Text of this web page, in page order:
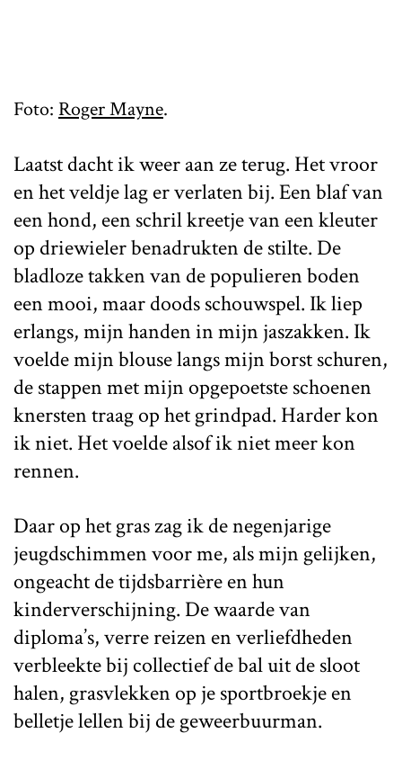
Foto: Roger Mayne.
Laatst dacht ik weer aan ze terug. Het vroor
en het veldje lag er verlaten bij. Een blaf van
een hond, een schril kreetje van een kleuter
op driewieler benadrukten de stilte. De
bladloze takken van de populieren boden
een mooi, maar doods schouwspel. Ik liep
erlangs, mijn handen in mijn jaszakken. Ik
voelde mijn blouse langs mijn borst schuren,
de stappen met mijn opgepoetste schoenen
knersten traag op het grindpad. Harder kon
ik niet. Het voelde alsof ik niet meer kon
rennen.
Daar op het gras zag ik de negenjarige
jeugdschimmen voor me, als mijn gelijken,
ongeacht de tijdsbarrière en hun
kinderverschijning. De waarde van
diploma’s, verre reizen en verliefdheden
verbleekte bij collectief de bal uit de sloot
halen, grasvlekken op je sportbroekje en
belletje lellen bij de geweerbuurman.